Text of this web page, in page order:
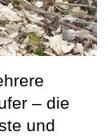
– die
und